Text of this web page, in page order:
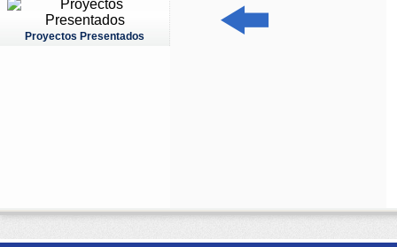
Proyectos Presentados